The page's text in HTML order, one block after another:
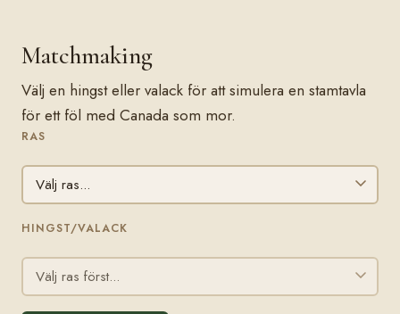
Matchmaking
Välj en hingst eller valack för att simulera en stamtavla
för ett föl med Canada som mor.
RAS
HINGST/VALACK